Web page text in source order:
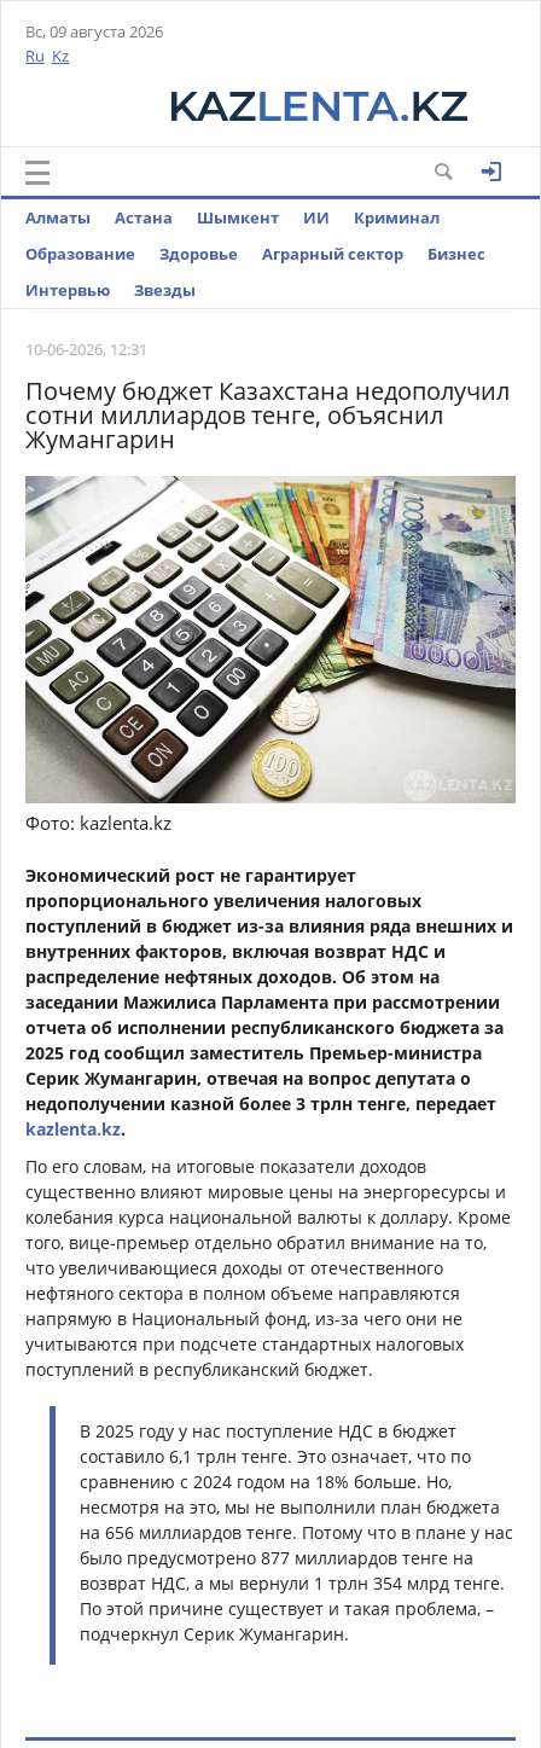
Вс, 09 августа 2026
Ru Kz
Алматы Астана Шымкент ИИ
Криминал
Образование
Здоровье Аграрный сектор
Бизнес
Интервью
Звезды
10-06-2026, 12:31
Почему бюджет Казахстана недополучил
сотни миллиардов тенге, объяснил
Жумангарин
Фото: kazlenta.kz
Экономический рост не гарантирует
пропорционального увеличения налоговых
поступлений в бюджет из-за влияния ряда внешних и
внутренних факторов, включая возврат НДС и
распределение нефтяных доходов. Об этом на
заседании Мажилиса Парламента при рассмотрении
отчета об исполнении республиканского бюджета за
2025 год сообщил заместитель Премьер-министра
Серик Жумангарин, отвечая на вопрос депутата о
недополучении казной более 3 трлн тенге, передает
kazlenta.kz.
По его словам, на итоговые показатели доходов
существенно влияют мировые цены на энергоресурсы и
колебания курса национальной валюты к доллару. Кроме
того, вице-премьер отдельно обратил внимание на то,
что увеличивающиеся доходы от отечественного
нефтяного сектора в полном объеме направляются
напрямую в Национальный фонд, из-за чего они не
учитываются при подсчете стандартных налоговых
поступлений в республиканский бюджет.
В 2025 году у нас поступление НДС в бюджет
составило 6,1 трлн тенге. Это означает, что по
сравнению с 2024 годом на 18% больше. Но,
несмотря на это, мы не выполнили план бюджета
на 656 миллиардов тенге. Потому что в плане у нас
было предусмотрено 877 миллиардов тенге на
возврат НДС, а мы вернули 1 трлн 354 млрд тенге.
По этой причине существует и такая проблема, –
подчеркнул Серик Жумангарин.